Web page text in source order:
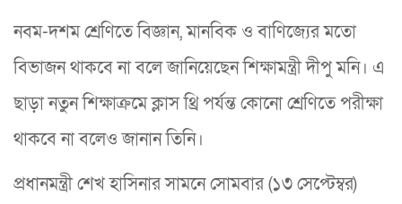
নবম-দশম শ্রেণিতে বিজ্ঞান, মানবিক ও বাণিজ্যের মতো
বিভাজন থাকবে না বলে জানিয়েছেন শিক্ষামন্ত্রী দীপু মনি। এ
ছাড়া নতুন শিক্ষাক্রমে ক্লাস থ্রি পর্যন্ত কোনো শ্রেণিতে পরীক্ষা
থাকবে না বলেও জানান তিনি।
প্রধানমন্ত্রী শেখ হাসিনার সামনে সোমবার (১৩ সেপ্টেম্বর)